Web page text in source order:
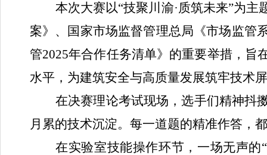
本次大赛以“技聚川渝·质筑未来”为
案》、
国家市场监督管理总局《市场监管
管2025年合作任务清单》的重要举措，旨
水平，为建筑安全与高质量发展筑牢技术
在决赛理论考试现场，选手们精神抖
月累的技术沉淀。每一道题的精准作答，
在实验室技能操作环节，一场无声的